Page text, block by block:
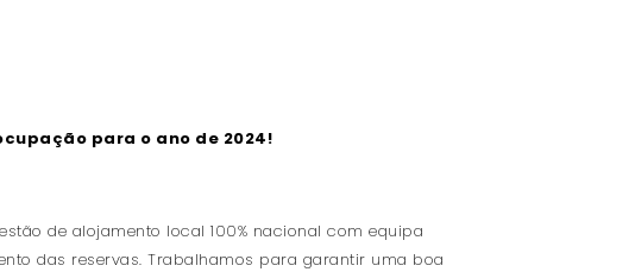
para o ano de 2024!
de alojamento local 100% nacional com equipa
das reservas. Trabalhamos para garantir uma boa